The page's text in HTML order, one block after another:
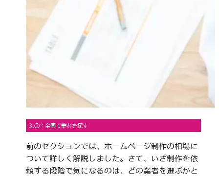
3.①：全国で業者を探す
前のセクションでは、ホームページ制作の相場に
ついて詳しく解説しました。さて、いざ制作を依
頼する段階で気になるのは、どの業者を選ぶかと